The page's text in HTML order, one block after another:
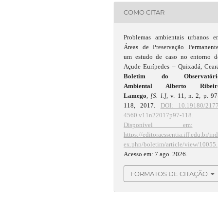
COMO CITAR
Problemas ambientais urbanos
Áreas de Preservação
um estudo de caso no entorno
Açude Eurípedes – Quixadá,
Boletim do
Ambiental Alberto
Lamego
[S. l.], v. 11, n. 2, p.
118, 2017. DOI: 10.19180/
4560.v11n22017p97-118.
Disponível em:
https://editoraessentia.iff.edu.br/ind
ex.php/boletim/article/view/10055.
Acesso em: 7 ago. 2026.
FORMATOS DE CITAÇÃO